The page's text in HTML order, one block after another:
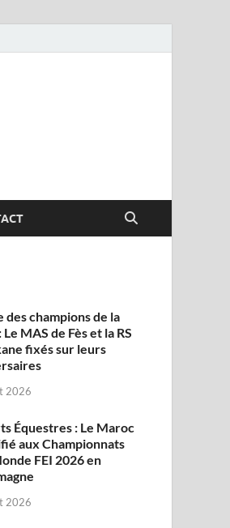
des champions de la
Le MAS de Fès et la RS
fixés sur leurs
2026
Équestres : Le Maroc
aux Championnats
FEI 2026 en
2026